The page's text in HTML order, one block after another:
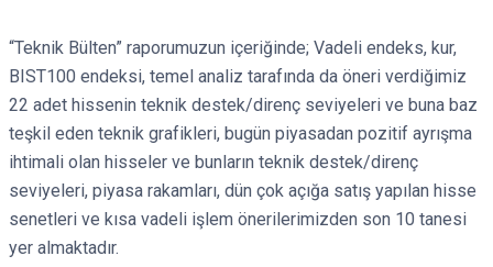
“Teknik Bülten” raporumuzun içeriğinde; Vadeli endeks, kur,
BIST100 endeksi, temel analiz tarafında da öneri verdiğimiz
22 adet hissenin teknik destek/direnç seviyeleri ve buna baz
teşkil eden teknik grafikleri, bugün piyasadan pozitif ayrışma
ihtimali olan hisseler ve bunların teknik destek/direnç
seviyeleri, piyasa rakamları, dün çok açığa satış yapılan hisse
senetleri ve kısa vadeli işlem önerilerimizden son 10 tanesi
yer almaktadır.